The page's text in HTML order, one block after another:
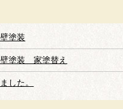
塗装
塗装 家塗替え
した。